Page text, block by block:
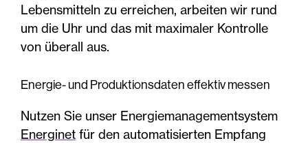
Lebensmitteln zu erreichen, arbeiten wir rund
um die Uhr und das mit maximaler Kontrolle
von überall aus.
Energie- und Produktionsdaten effektiv messen
Nutzen Sie unser Energiemanagementsystem
Energinet für den automatisierten Empfang